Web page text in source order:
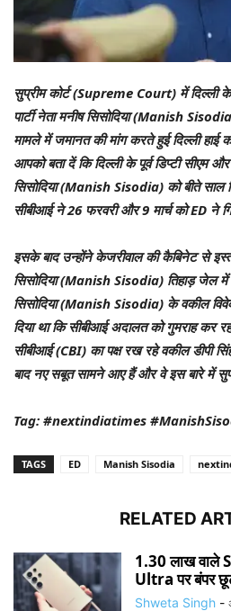
सुप्रीम कोर्ट (Supreme Court) में दिल्ली
पार्टी नेता मनीष सिसोदिया (Manish
मामले में जमानत की मांग करते हुई दिल्ली हाई
आपको बता दें कि दिल्ली के पूर्व डिप्टी सीएम
सिसोदिया (Manish Sisodia) को बीते साल
सीबीआई ने 26 फरवरी और 9 मार्च को ED ने
इसके बाद उन्होंने केजरीवाल की कैबिनेट से
सिसोदिया (Manish Sisodia) तिहाड़ जेल
सिसोदिया (Manish Sisodia) के वकील
दिया था कि सीबीआई अदालत को गुमराह कर
सीबीआई (CBI) का पक्ष रख रहे वकील डीपी
बाद नए सबूत सामने आए हैं और वे इस बारे में
Tag: #nextindiatimes
TAGS ED Manish Sisodia
RELATED
1.30 लाख वाले
Ultra पर बंपर
Shweta Singh -